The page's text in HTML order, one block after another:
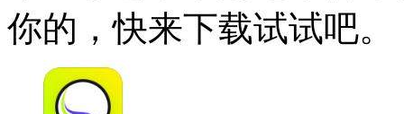
你的，快来下载试试吧。